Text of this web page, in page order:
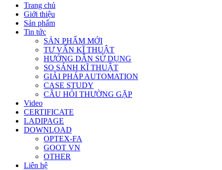
Trang chủ
Giới thiệu
Sản phẩm
Tin tức
SẢN PHẨM MỚI
TƯ VẤN KĨ THUẬT
HƯỚNG DẪN SỬ DỤNG
SO SÁNH KĨ THUẬT
GIẢI PHÁP AUTOMATION
CASE STUDY
CÂU HỎI THƯỜNG GẶP
Video
CERTIFICATE
LADIPAGE
DOWNLOAD
OPTEX-FA
GOOT VN
OTHER
Liên hệ